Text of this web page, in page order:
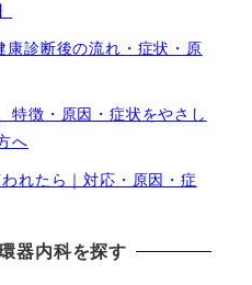
康診断後の流れ・症状・原
特徴・原因・症状をやさし
へ
れたら｜対応・原因・症
器内科を探す